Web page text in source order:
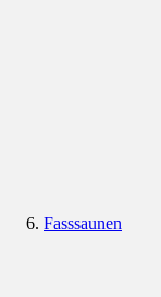
Fasssaunen